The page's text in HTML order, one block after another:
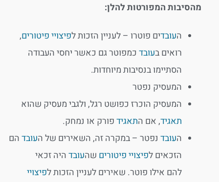
מהסיבות המפורטות להלן:
העובדים פוטרו – לעניין הזכות לפיצויי פיטורים,
רואים בעובדכמפוטר גם כאשר יחסי העבודה
הסתיימו בנסיבות מיוחדות.
המעסיק נפטר
המעסיק הוכרז כפושט רגל, ולגבי מעסיק שהוא
תאגיד, אם התאגידפורק או נמחק.
העובדנפטר – במקרה זה, השאירים של העובדהם
הזכאים לפיצויי פיטוריםשהעובדהיה זכאי
להם אילו פוטר. שאירים לעניין הזכות לפיצויי